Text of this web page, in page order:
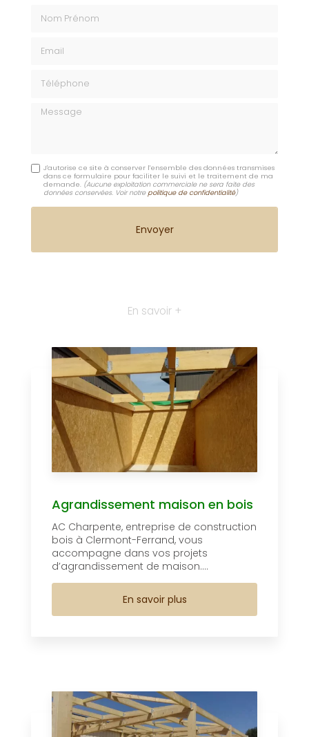
Message
J'autorise ce site à conserver l'ensemble des données transmises
dans ce formulaire pour faciliter le suivi et le traitement de ma
demande. (Aucune exploitation commerciale ne sera faite des
données conservées. Voir notre politique de confidentialité)
En savoir +
Agrandissement maison en bois
AC Charpente, entreprise de construction
bois à Clermont-Ferrand, vous
accompagne dans vos projets
d’agrandissement de maison....
En savoir plus